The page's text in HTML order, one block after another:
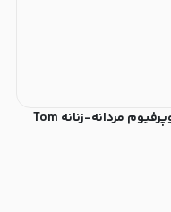
عطر ادکلن تام فورد وانیل فاتال 2024 ادوپرفیوم مردانه-زنانه Tom